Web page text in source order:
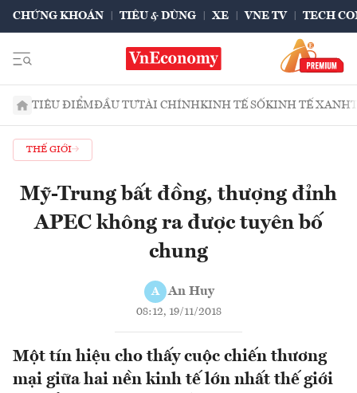
CHỨNG KHOÁN TIÊU & DÙNG XE VNE TV TECH
TIÊU ĐIỂMĐẦU TƯTÀI CHÍNHKINH TẾ SỐKINH TẾ XANH
THẾ GIỚI
Mỹ-Trung bất đồng, thượng đỉnh
APEC không ra được tuyên bố
chung
A An Huy
08:12, 19/11/2018
Một tín hiệu cho thấy cuộc chiến thương
mại giữa hai nền kinh tế lớn nhất thế giới